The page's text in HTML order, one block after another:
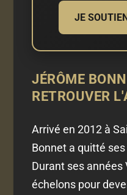
JE
JÉRÔME
RETROUVER
Arrivé en 2012 à
Bonnet a quitté
Durant ses années
échelons pour